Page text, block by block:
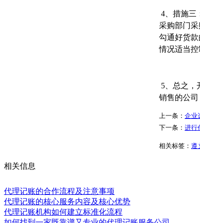
4、措施三
采购部门
勾通好货
情况适当控
5、总之，
销售的公
上一条： 企业
下一条： 进行
相关标签： 遵
相关信息
代理记账的合作流程及注意事项
代理记账的核心服务内容及核心优势
代理记账机构如何建立标准化流程